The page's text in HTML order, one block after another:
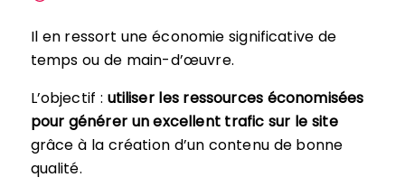
Il en ressort une économie significative de
temps ou de main-d’œuvre.
L’objectif : utiliser les ressources économisées
pour générer un excellent trafic sur le site
grâce à la création d’un contenu de bonne
qualité.